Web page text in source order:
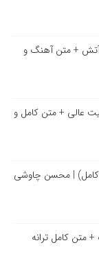
آتش + متن آهنگ و
عالی + متن کامل و
کامل) | محسن چاوشی
متن کامل ترانه